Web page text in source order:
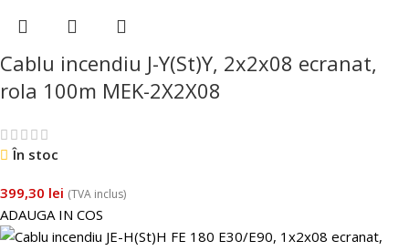
Cablu incendiu J-Y(St)Y, 2x2x08 ecranat,
rola 100m MEK-2X2X08
În stoc
399,30 lei (TVA inclus)
ADAUGA IN COS